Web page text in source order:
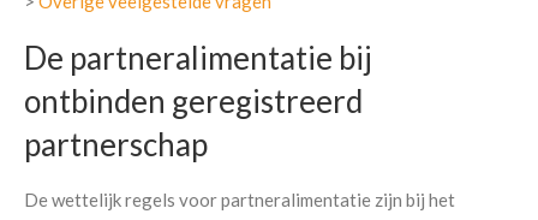
De partneralimentatie bij
ontbinden geregistreerd
partnerschap
De wettelijk regels voor partneralimentatie zijn bij het